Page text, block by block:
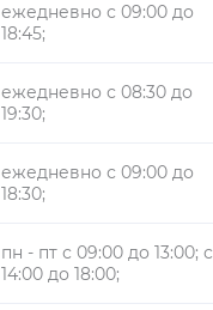
ежедневно с 09:00 до
18:45;
ежедневно с 08:30 до
19:30;
ежедневно с 09:00 до
18:30;
пн - пт с 09:00 до 13:00; с
14:00 до 18:00;